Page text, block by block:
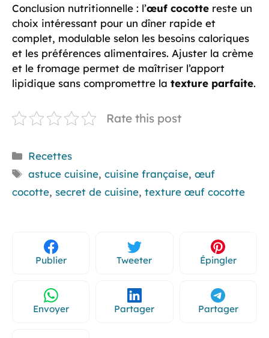
Conclusion nutritionnelle : l’œuf cocotte reste un
choix intéressant pour un dîner rapide et
complet, modulable selon les besoins caloriques
et les préférences alimentaires. Ajuster la crème
et le fromage permet de maîtriser l’apport
lipidique sans compromettre la texture parfaite.
Rate this post
Catégories
Recettes
Étiquettes
astuce cuisine,cuisine française,œuf
cocotte, secret de cuisine, texture œuf cocotte
Publier Tweeter Épingler
Envoyer Partager Partager